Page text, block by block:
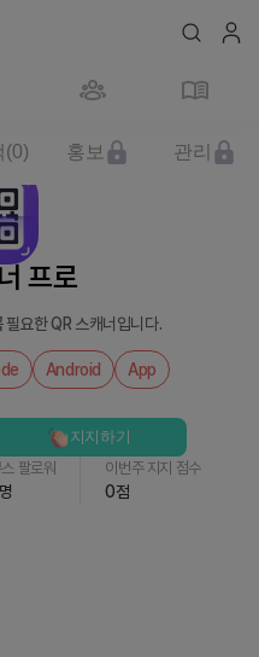
프로
요한 QR 스캐너입니다.
Android App
팔로워
명
이번주 지지 점수
0점
지지하기
(0) 홍보 관리